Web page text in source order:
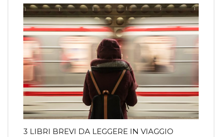
3 LIBRI BREVI DA LEGGERE IN VIAGGIO